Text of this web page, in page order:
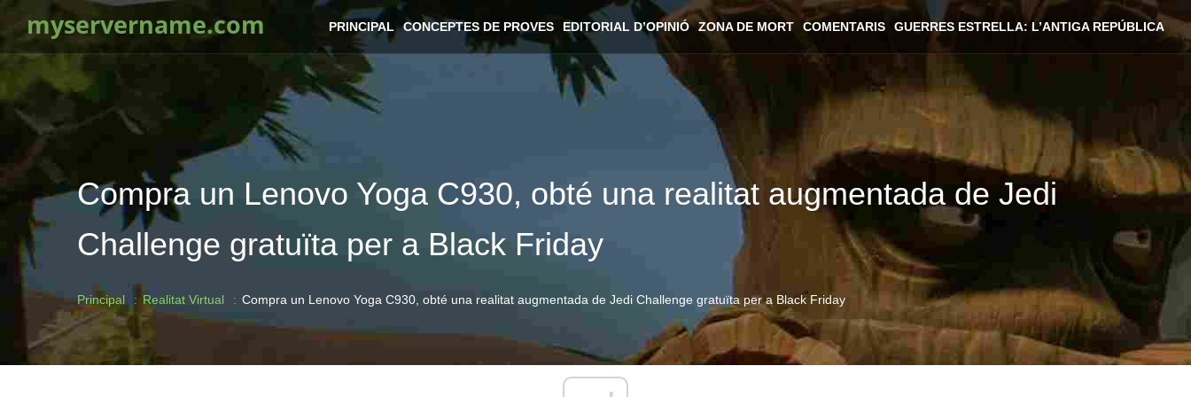
myservername.com PRINCIPAL CONCEPTES DE PROVES EDITORIAL D’OPINIÓ ZONA DE MORT COMENTARIS GUERRES ESTRELLA: L’ANTIGA REPÚBLICA
Compra un Lenovo Yoga C930, obté una realitat augmentada de Jedi
Challenge gratuïta per a Black Friday
Principal Realitat Virtual Compra un Lenovo Yoga C930, obté una realitat augmentada de Jedi Challenge gratuïta per a Black Friday